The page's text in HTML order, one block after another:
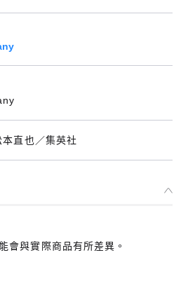
直也／集英社
會與實際商品有所差異。